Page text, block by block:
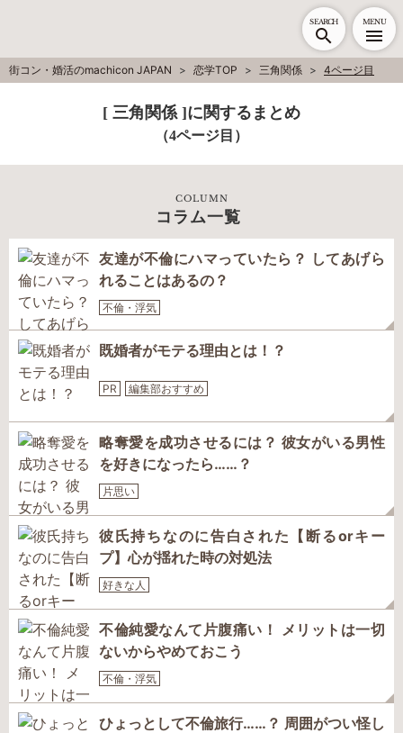
SEARCH MENU
街コン・婚活のmachicon JAPAN 恋学TOP 三角関係 4ページ目
[ 三角関係 ]に関するまとめ
（4ページ目）
COLUMN
コラム一覧
友達が不倫にハマっていたら？ してあげら
れることはあるの？
不倫・浮気
既婚者がモテる理由とは！？
PR 編集部おすすめ
略奪愛を成功させるには？ 彼女がいる男性
を好きになったら……？
片思い
彼氏持ちなのに告白された【断るorキー
プ】心が揺れた時の対処法
好きな人
不倫純愛なんて片腹痛い！ メリットは一切
ないからやめておこう
不倫・浮気
ひょっとして不倫旅行……？ 周囲がつい怪し